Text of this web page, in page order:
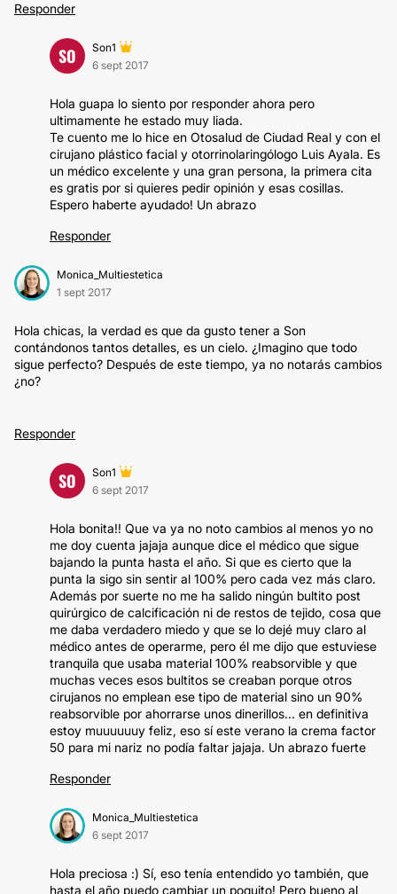
Responder
SO
Son1
6 sept 2017
Hola guapa lo siento por responder ahora pero
ultimamente he estado muy liada.
Te cuento me lo hice en Otosalud de Ciudad Real y con el
cirujano plástico facial y otorrinolaringólogo Luis Ayala. Es
un médico excelente y una gran persona, la primera cita
es gratis por si quieres pedir opinión y esas cosillas.
Espero haberte ayudado! Un abrazo
Responder
Monica_Multiestetica
1 sept 2017
Hola chicas, la verdad es que da gusto tener a Son
contándonos tantos detalles, es un cielo. ¿Imagino que todo
sigue perfecto? Después de este tiempo, ya no notarás cambios
¿no?
Responder
SO
Son1
6 sept 2017
Hola bonita!! Que va ya no noto cambios al menos yo no
me doy cuenta jajaja aunque dice el médico que sigue
bajando la punta hasta el año. Si que es cierto que la
punta la sigo sin sentir al 100% pero cada vez más claro.
Además por suerte no me ha salido ningún bultito post
quirúrgico de calcificación ni de restos de tejido, cosa que
me daba verdadero miedo y que se lo dejé muy claro al
médico antes de operarme, pero él me dijo que estuviese
tranquila que usaba material 100% reabsorvible y que
muchas veces esos bultitos se creaban porque otros
cirujanos no emplean ese tipo de material sino un 90%
reabsorvible por ahorrarse unos dinerillos... en definitiva
estoy muuuuuuy feliz, eso sí este verano la crema factor
50 para mi nariz no podía faltar jajaja. Un abrazo fuerte
Responder
Monica_Multiestetica
6 sept 2017
Hola preciosa :) Sí, eso tenía entendido yo también, que
hasta el año puedo cambiar un poquito! Pero bueno al